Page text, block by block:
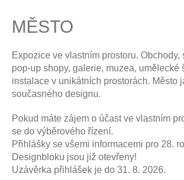
MĚSTO
Expozice ve vlastním prostoru. Obchody,
pop-up shopy, galerie, muzea, umělecké
instalace v unikátních prostorách. Město
současného designu.
Pokud máte zájem o účast ve vlastním
se do výběrového řízení.
Přihlášky se všemi informacemi pro 28.
Designbloku jsou již otevřeny!
Uzávěrka přihlášek je do 31. 8. 2026.